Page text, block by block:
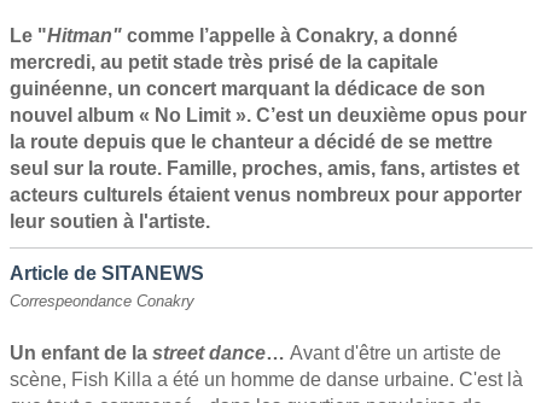
Le "Hitman"comme l’appelle à Conakry, a donné
mercredi, au petit stade très prisé de la capitale
guinéenne, un concert marquant la dédicace de son
nouvel album « No Limit ». C’est un deuxième opus pour
la route depuis que le chanteur a décidé de se mettre
seul sur la route.Famille, proches, amis, fans, artistes et
acteurs culturels étaient venus nombreux pour apporter
leur soutien à l'artiste.
Article de SITANEWS
Correspeondance Conakry
Un enfant de la street dance… Avant d'être un artiste de
scène, Fish Killa a été un homme de danse urbaine. C'est là